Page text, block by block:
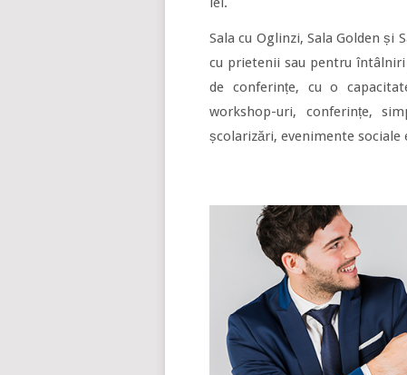
Sala cu Oglinzi, Sala Golden și
cu prietenii sau pentru întâlniri
de conferințe, cu o
workshop-uri, conferințe,
școlarizări, evenimente sociale